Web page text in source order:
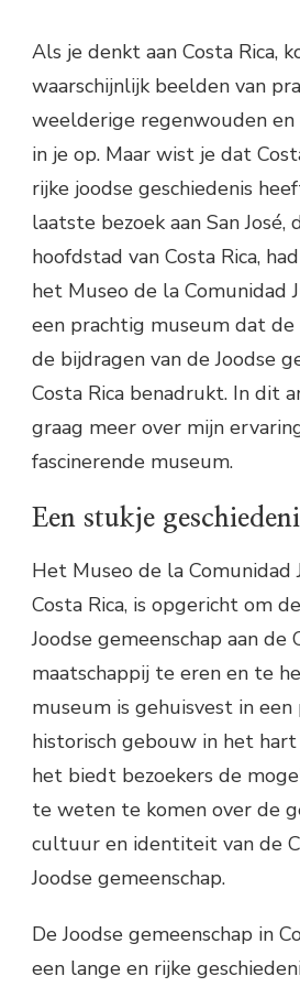
Als je denkt aan Costa Rica,
waarschijnlijk beelden van
weelderige regenwouden en
in je op. Maar wist je dat
rijke joodse geschiedenis
laatste bezoek aan San José,
hoofdstad van Costa Rica,
het Museo de la Comunidad
een prachtig museum dat de
de bijdragen van de Joodse
Costa Rica benadrukt. In dit
graag meer over mijn
fascinerende museum.
Een stukje
Het Museo de la Comunidad
Costa Rica, is opgericht om
Joodse gemeenschap aan de
maatschappij te eren en te
museum is gehuisvest in een
historisch gebouw in het
het biedt bezoekers de
te weten te komen over de
cultuur en identiteit van de
Joodse gemeenschap.
De Joodse gemeenschap in
een lange en rijke